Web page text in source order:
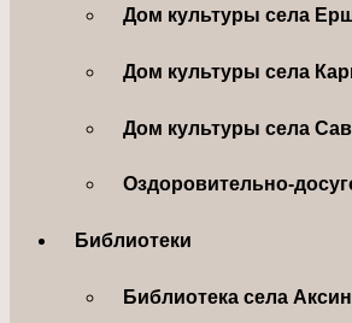
Дом культуры села
Дом культуры села
Дом культуры села
Оздоровительно-
Библиотеки
Библиотека села